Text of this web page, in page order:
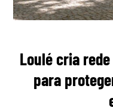
Loulé cria
para